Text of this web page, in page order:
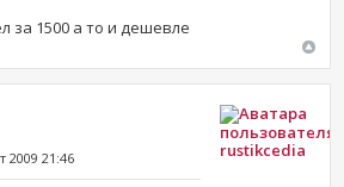
за 1500 а то и дешевле
2009 21:46 rustikcedia